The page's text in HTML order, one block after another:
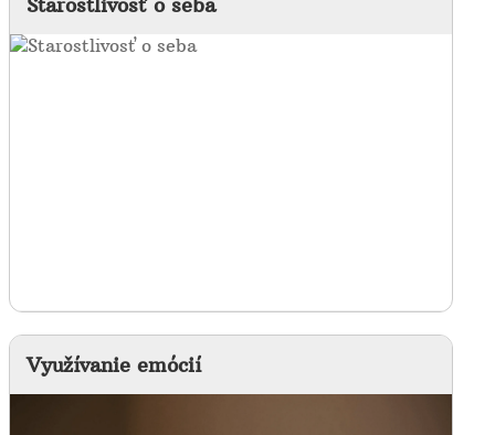
Využívanie emócií